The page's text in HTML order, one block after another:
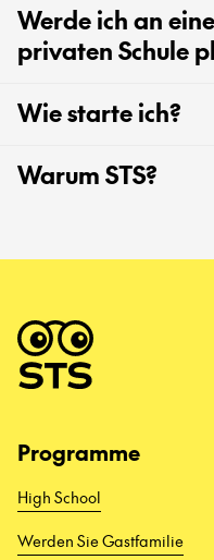
Werde ich an
privaten Schule
Wie starte ich?
Warum STS?
Programme
High School
Werden Sie Gastfamilie